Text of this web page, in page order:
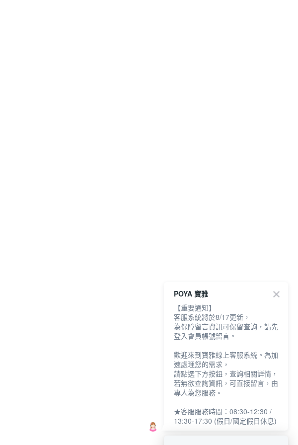
POYA 寶雅
【重要通知】
客服系統將於8/17更新，
為保障留言資訊可保留查詢，請先
登入會員帳號留言。
歡迎來到寶雅線上客服系統。為加
速處理您的需求，
請點選下方按鈕，查詢相關詳情，
若無欲查詢資訊，可直接留言，由
專人為您服務。
★客服服務時間：08:30-12:30 /
13:30-17:30 (假日/國定假日休息)